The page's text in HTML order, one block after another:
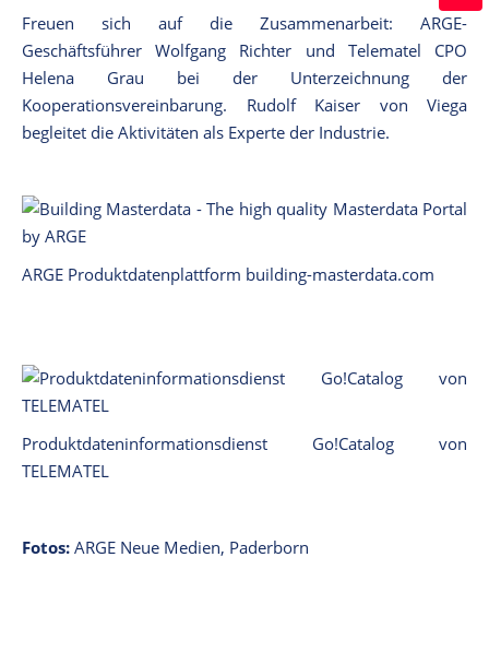
Freuen sich auf die Zusammenarbeit: ARGE-
Geschäftsführer Wolfgang Richter und Telematel CPO
Helena Grau bei der Unterzeichnung der
Kooperationsvereinbarung. Rudolf Kaiser von Viega
begleitet die Aktivitäten als Experte der Industrie.
ARGE Produktdatenplattform building-masterdata.com
Produktdateninformationsdienst Go!Catalog von
TELEMATEL
Fotos: ARGE Neue Medien, Paderborn